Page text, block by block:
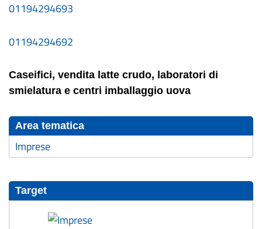
01194294693
01194294692
Caseifici, vendita latte crudo, laboratori di
smielatura e centri imballaggio uova
Area tematica
Imprese
Target